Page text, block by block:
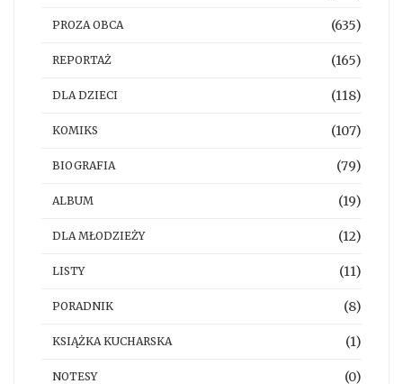
PROZA OBCA (635)
REPORTAŻ (165)
DLA DZIECI (118)
KOMIKS (107)
BIOGRAFIA (79)
ALBUM (19)
DLA MŁODZIEŻY (12)
LISTY (11)
PORADNIK (8)
KSIĄŻKA KUCHARSKA (1)
NOTESY (0)